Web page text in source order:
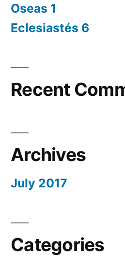
Oseas 1
Eclesiastés 6
Recent
Archives
July 2017
Categories